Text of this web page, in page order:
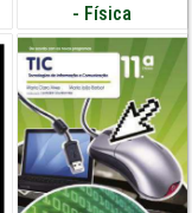
- Física